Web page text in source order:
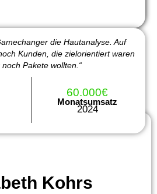
Kohrs
die Hautanalyse. Auf
Kunden, die zielorientiert waren
Pakete wollten.“
60.000€
Monatsumsatz
2024